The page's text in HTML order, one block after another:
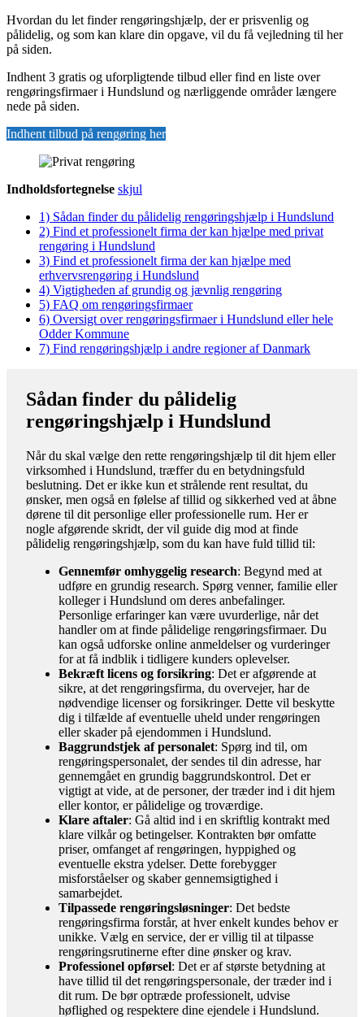
Hvordan du let finder rengøringshjælp, der er prisvenlig og
pålidelig, og som kan klare din opgave, vil du få vejledning til her
på siden.
Indhent 3 gratis og uforpligtende tilbud eller find en liste over
rengøringsfirmaer i Hundslund og nærliggende områder længere
nede på siden.
Indhent tilbud på rengøring her
Indholdsfortegnelse skjul
1) Sådan finder du pålidelig rengøringshjælp i Hundslund
2) Find et professionelt firma der kan hjælpe med privat
rengøring i Hundslund
3) Find et professionelt firma der kan hjælpe med
erhvervsrengøring i Hundslund
4) Vigtigheden af grundig og jævnlig rengøring
5) FAQ om rengøringsfirmaer
6) Oversigt over rengøringsfirmaer i Hundslund eller hele
Odder Kommune
7) Find rengøringshjælp i andre regioner af Danmark
Sådan finder du pålidelig
rengøringshjælp i Hundslund
Når du skal vælge den rette rengøringshjælp til dit hjem eller
virksomhed i Hundslund, træffer du en betydningsfuld
beslutning. Det er ikke kun et strålende rent resultat, du
ønsker, men også en følelse af tillid og sikkerhed ved at åbne
dørene til dit personlige eller professionelle rum. Her er
nogle afgørende skridt, der vil guide dig mod at finde
pålidelig rengøringshjælp, som du kan have fuld tillid til:
Gennemfør omhyggelig research: Begynd med at
udføre en grundig research. Spørg venner, familie eller
kolleger i Hundslund om deres anbefalinger.
Personlige erfaringer kan være uvurderlige, når det
handler om at finde pålidelige rengøringsfirmaer. Du
kan også udforske online anmeldelser og vurderinger
for at få indblik i tidligere kunders oplevelser.
Bekræft licens og forsikring: Det er afgørende at
sikre, at det rengøringsfirma, du overvejer, har de
nødvendige licenser og forsikringer. Dette vil beskytte
dig i tilfælde af eventuelle uheld under rengøringen
eller skader på ejendommen i Hundslund.
Baggrundstjek af personalet: Spørg ind til, om
rengøringspersonalet, der sendes til din adresse, har
gennemgået en grundig baggrundskontrol. Det er
vigtigt at vide, at de personer, der træder ind i dit hjem
eller kontor, er pålidelige og troværdige.
Klare aftaler: Gå altid ind i en skriftlig kontrakt med
klare vilkår og betingelser. Kontrakten bør omfatte
priser, omfanget af rengøringen, hyppighed og
eventuelle ekstra ydelser. Dette forebygger
misforståelser og skaber gennemsigtighed i
samarbejdet.
Tilpassede rengøringsløsninger: Det bedste
rengøringsfirma forstår, at hver enkelt kundes behov er
unikke. Vælg en service, der er villig til at tilpasse
rengøringsrutinerne efter dine ønsker og krav.
Professionel opførsel: Det er af største betydning at
have tillid til det rengøringspersonale, der træder ind i
dit rum. De bør optræde professionelt, udvise
høflighed og respektere dine ejendele i Hundslund.